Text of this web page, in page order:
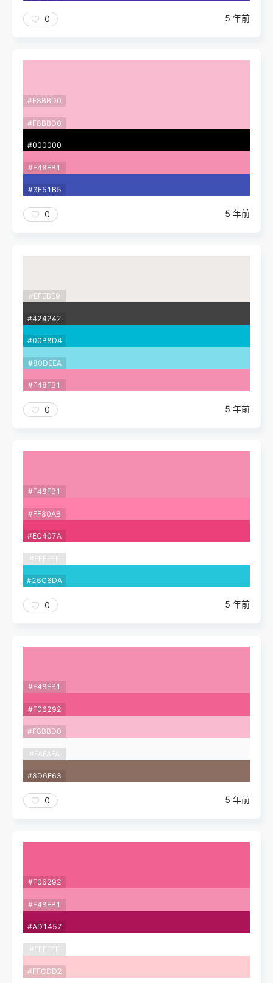
0 5 年前
#F8BBD0
#F8BBD0
#000000
#F48FB1
#3F51B5
0 5 年前
#EFEBE9
#424242
#00B8D4
#80DEEA
#F48FB1
0 5 年前
#F48FB1
#FF80AB
#EC407A
#FFFFFF
#26C6DA
0 5 年前
#F48FB1
#F06292
#F8BBD0
#FAFAFA
#8D6E63
0 5 年前
#F06292
#F48FB1
#AD1457
#FFFFFF
#FFCDD2